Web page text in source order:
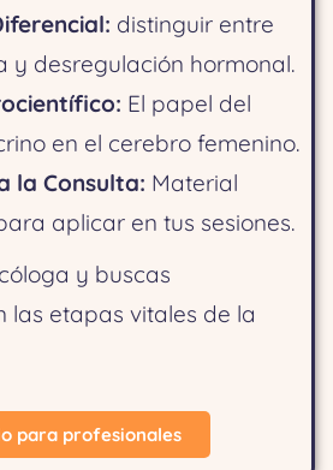
distinguir entre
y desregulación hormonal.
El papel del
en el cerebro femenino.
la Consulta: Material
aplicar en tus sesiones.
y buscas
las etapas vitales de la
para profesionales